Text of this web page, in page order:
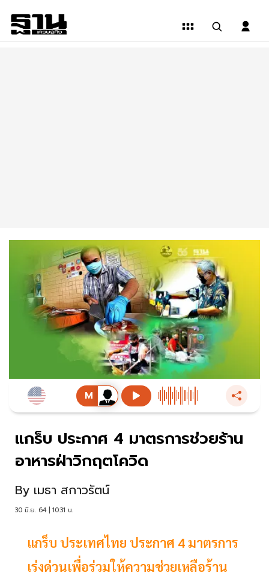
แกร็บ ประกาศ 4 มาตรการช่วยร้าน
อาหารฝ่าวิกฤตโควิด
By เมธา สกาวรัตน์
30 มิ.ย. 64 | 10:31 น.
แกร็บ ประเทศไทย ประกาศ 4 มาตรการ
เร่งด่วนเพื่อร่วมให้ความช่วยเหลือร้าน